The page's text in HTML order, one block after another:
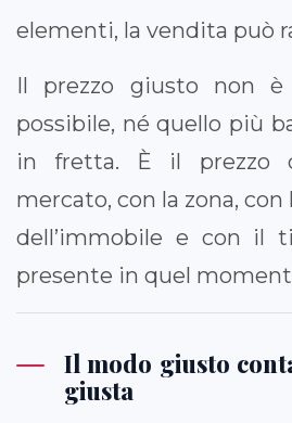
elementi, la vendita può
Il prezzo giusto non
possibile, né quello più
in fretta. È il prezzo
mercato, con la zona,
dell’immobile e con il
presente in quel
Il modo giusto
giusta